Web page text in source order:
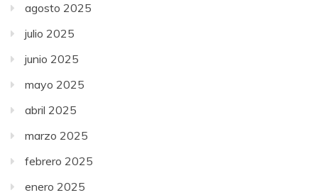
agosto 2025
julio 2025
junio 2025
mayo 2025
abril 2025
marzo 2025
febrero 2025
enero 2025